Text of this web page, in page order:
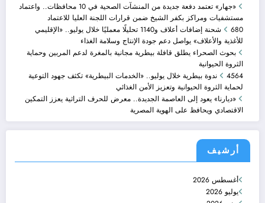
«جهار» تعتمد دفعة جديدة من المنشآت الصحية في 10 محافظات.. واعتماد
مستشفيات ومراكز بكفر الشيخ ضمن قرارات اللجنة العليا للاعتماد
680 شحنة إضافات أعلاف و1140 تحليلًا معمليًا خلال يوليو.. «الإقليمي
للأغذية والأعلاف» يواصل دعم جودة الإنتاج وسلامة الغذاء
بحوث الصحراء يطلق قافلة بيطرية مجانية بالمغرة لدعم المربين وحماية
الثروة الحيوانية
4564 ندوة بيطرية خلال يوليو.. «الخدمات البيطرية» تكثف جهود التوعية
لحماية الثروة الحيوانية وتعزيز الأمن الغذائي
«ديارنا» يعود إلى العاصمة الجديدة.. معرض للحرف التراثية يعزز التمكين
الاقتصادي ويحافظ على الهوية المصرية
أرشيف
أغسطس 2026
يوليو 2026